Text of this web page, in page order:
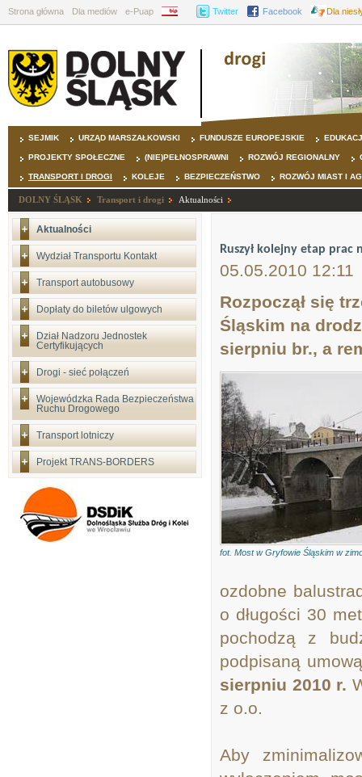
Strona główna Dla mediów e-Puap BIP Twitter Facebook Dla
SEJMIK URZĄD MARSZAŁKOWSKI FUNDUSZE EUROPEJSKIE
PROJEKTY SPOŁECZNE (NIE)PEŁNOSPRAWNI ROZWÓJ REGIONALNY
TRANSPORT I DROGI KOLEJE BEZPIECZEŃSTWO ROZWÓJ MIAST I
DOLNY ŚLĄSK Transport i drogi Aktualności
Aktualności
Wydział Transportu Kontakt
Transport autobusowy
Dopłaty do biletów ulgowych
Dział Nadzoru Jednostek
Certyfikujących
Drogi - sieć połączeń
Wojewódzka Rada Bezpieczeństwa
Ruchu Drogowego
Transport lotniczy
Projekt TRANS-BORDERS
Ruszył kolejny etap prac
05.05.2010 12:11
Rozpoczął się
Śląskim na
sierpniu br., a
fot. Most w Gryfowie Śląskim w
ozdobne
o długości 30
pochodzą z
podpisaną
sierpniu 2010 r.
z o.o.
Aby